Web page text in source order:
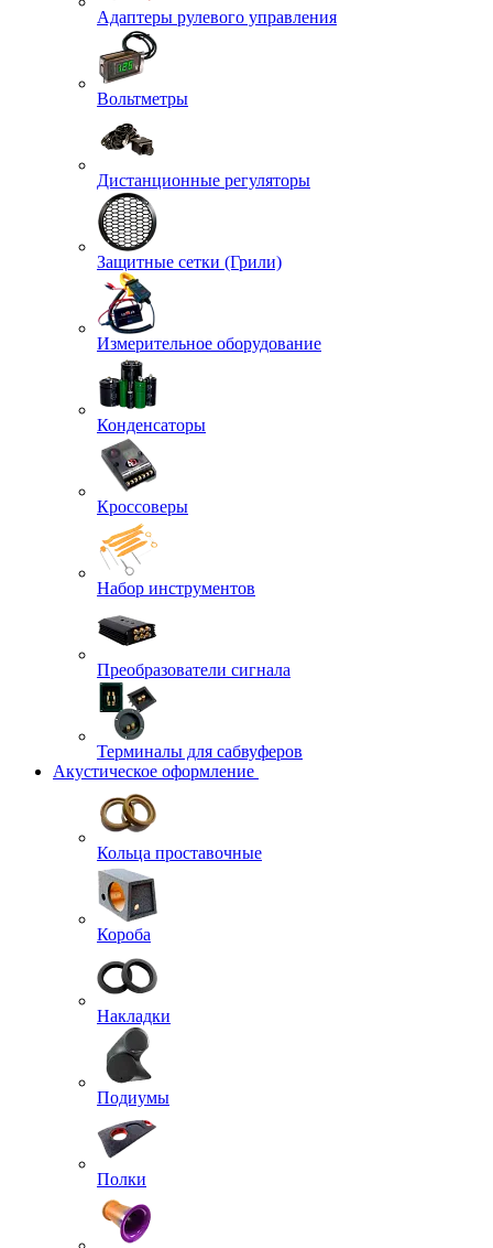
Адаптеры рулевого управления
Вольтметры
Дистанционные регуляторы
Защитные сетки (Грили)
Измерительное оборудование
Конденсаторы
Кроссоверы
Набор инструментов
Преобразователи сигнала
Терминалы для сабвуферов
Акустическое оформление
Кольца проставочные
Короба
Накладки
Подиумы
Полки